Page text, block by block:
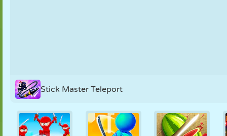
Stick Master Teleport